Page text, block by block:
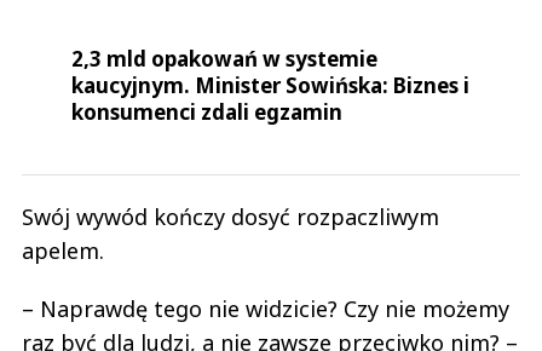
kaucyjnym. Minister Sowińska: Biznes i
konsumenci zdali egzamin
Swój wywód kończy dosyć rozpaczliwym
apelem.
– Naprawdę tego nie widzicie? Czy nie możemy
raz być dla ludzi, a nie zawsze przeciwko nim? –
zakończył Dowhan.